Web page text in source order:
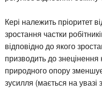
Кері належить пріоритет
зростання частки
відповідно до якого
призводить до знецінення
природного опору
зусилля (мається на увазі